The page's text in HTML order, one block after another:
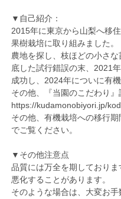
▼自己紹介：
2015年に東京から山梨へ移
果樹栽培に取り組みました。
農地を探し、枝ほどの小さ
底した試行錯誤の末、2021
成功し、2024年についに有
その他、『当園のこだわり
https://kudamonobiyori.jp/
その他、有機栽培への移行
でご覧ください。
▼その他注意点
品質には万全を期しており
悪化することがあります。
そのような場合は、大変お